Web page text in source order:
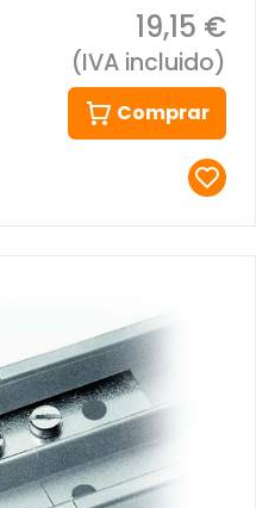
19,15 €
(IVA incluido)
Comprar